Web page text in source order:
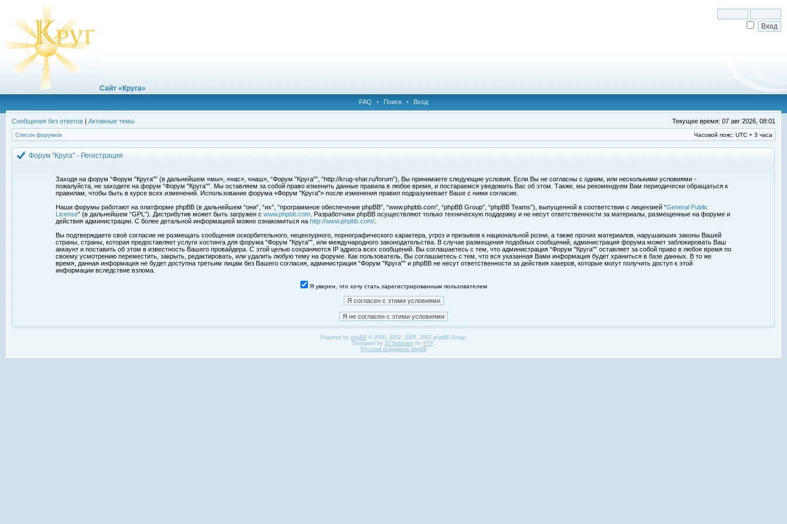
Сайт «Круга»
FAQ • Поиск • Вход
Сообщения без ответов | Активные темы Текущее время: 07 авг 2026, 08:01
Список форумов Часовой пояс: UTC + 3 часа
Форум "Круга" - Регистрация
Заходя на форум “Форум "Круга"” (в дальнейшем «мы», «нас», «наш», “Форум "Круга"”, “http://krug-shar.ru/forum”), Вы принимаете следующие условия. Если Вы не согласны с одним, или несколькими условиями -
пожалуйста, не заходите на форум “Форум "Круга"”. Мы оставляем за собой право изменить данные правила в любое время, и постараемся уведомить Вас об этом. Также, мы рекомендуем Вам периодически обращаться к
правилам, чтобы быть в курсе всех изменений. Использование форума «Форум "Круга"» после изменения правил подразумевает Ваше с ними согласие.
Наши форумы работают на платформе phpBB (в дальнейшем “они”, “их”, “программное обеспечение phpBB”, “www.phpbb.com”, “phpBB Group”, “phpBB Teams”), выпущенной в соответствии с лицензией “General Public
License” (в дальнейшем “GPL”). Дистрибутив может быть загружен с www.phpbb.com . Разработчики phpBB осуществляют только техническую поддержку и не несут ответственности за материалы, размещенные на форуме и
действия администрации. С более детальной информацией можно ознакомиться на http://www.phpbb.com/
Вы подтверждаете своё согласие не размещать сообщения оскорбительного, нецензурного, порнографического характера, угроз и призывов к национальной розни, а также прочих материалов, нарушаюших законы Вашей
страны, страны, которая предоставляет услуги хостинга для форума “Форум "Круга"”, или международного законодательства. В случае размещения подобных сообщений, администрация форума может заблокировать Ваш
аккаунт и поставить об этом в известность Вашего провайдера. С этой целью сохраняются IP адреса всех сообщений. Вы соглашаетесь с тем, что администрация “Форум "Круга"” оставляет за собой право в любое время по
своему усмотрению переместить, закрыть, редактировать, или удалить любую тему на форуме. Как пользователь, Вы соглашаетесь с тем, что вся указанная Вами информация будет храниться в базе данных. В то же
время, данная информация не будет доступна третьим лицам без Вашего согласия, администрация “Форум "Круга"” и phpBB не несут ответственности за действия хакеров, которые могут получить доступ к этой
информации вследствие взлома.
Я уверен, что хочу стать зарегистрированным пользователем
Powered by phpBB© 2000, 2002, 2005, 2007 phpBB Group.
Designed by STSoftwarefor PTF.
Русская поддержка phpBB